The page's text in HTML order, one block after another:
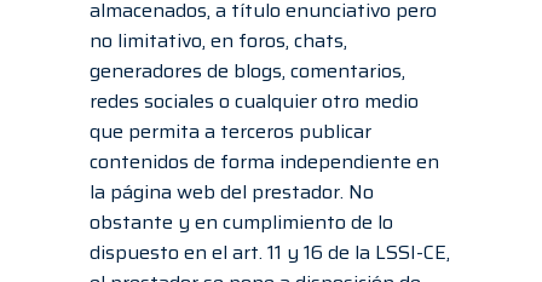
almacenados, a título enunciativo pero
no limitativo, en foros, chats,
generadores de blogs, comentarios,
redes sociales o cualquier otro medio
que permita a terceros publicar
contenidos de forma independiente en
la página web del prestador. No
obstante y en cumplimiento de lo
dispuesto en el art. 11 y 16 de la LSSI-CE,